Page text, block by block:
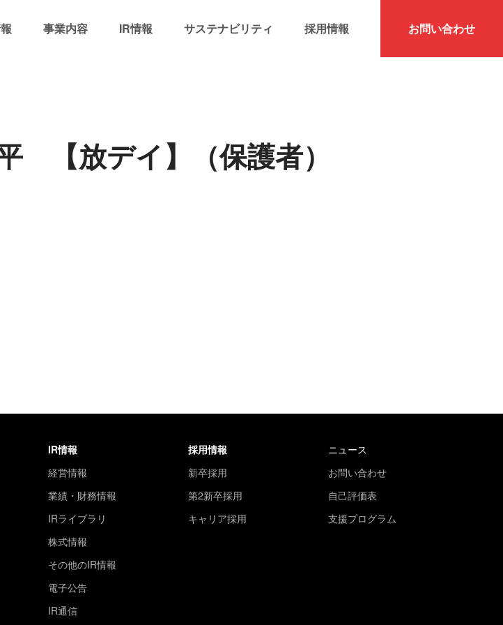
事業内容 IR情報 サステナビリティ 採用情報 お問い合わせ
【放デイ】（保護者）
IR情報
経営情報
業績・財務情報
IRライブラリ
株式情報
その他のIR情報
電子公告
IR通信
採用情報
新卒採用
第2新卒採用
キャリア採用
ニュース
お問い合わせ
自己評価表
支援プログラム